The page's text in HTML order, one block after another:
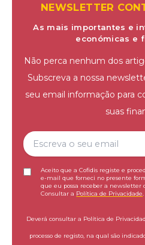
NEWSLETTER
As mais importantes e
económicas e
Não perca nenhum dos
Subscreva a nossa
seu email informação para
suas
Aceito que a Cofidis registe e
e-mail que forneci no presente
que eu possa receber a newsletter
Consultar a Política de Privacidade
Deverá consultar a Política de
processo de registo, na qual são